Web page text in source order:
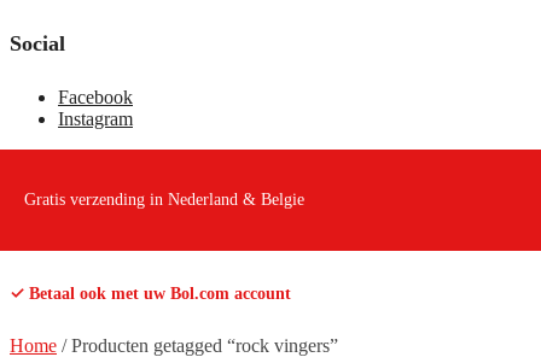
Social
Facebook
Instagram
Gratis verzending in Nederland & Belgie
✓ Betaal ook met uw Bol.com account
Home /Producten getagged “rock vingers”